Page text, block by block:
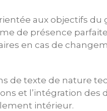
aux objectifs du
de présence parfaite
en cas de
de texte de nature
et l’intégration des
intérieur.